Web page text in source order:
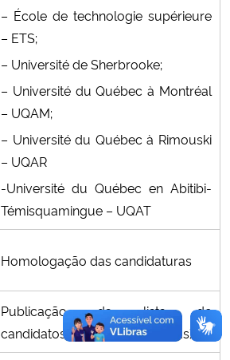
– École de technologie supérieure
– ETS;
– Université de Sherbrooke;
– Université du Québec à Montréal
– UQAM;
– Université du Québec à Rimouski
– UQAR
-Université du Québec en Abitibi-
Témisquamingue – UQAT
Homologação das candidaturas
Publicação da lista de
candidatos(as) homologados(as)